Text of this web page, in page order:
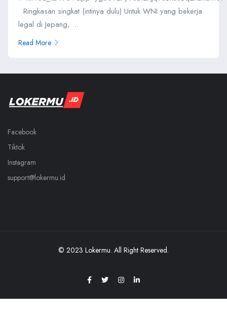
Ringkasan singkat (intinya dulu) Untuk WNI yang bekerja
legal di Jepang, ...
Read More
Facebook
Tiktok
Instagram
support@lokermu.id
© 2023 Lokermu. All Right Reserved.